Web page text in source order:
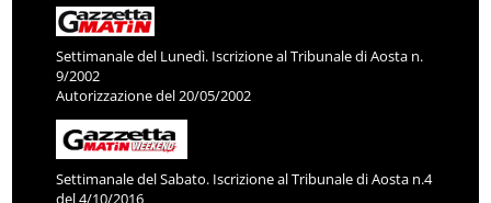
Settimanale del Lunedì. Iscrizione al Tribunale di Aosta n.
9/2002
Autorizzazione del 20/05/2002
Settimanale del Sabato. Iscrizione al Tribunale di Aosta n.4
del 4/10/2016